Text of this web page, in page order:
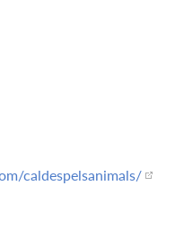
caldespelsanimals/